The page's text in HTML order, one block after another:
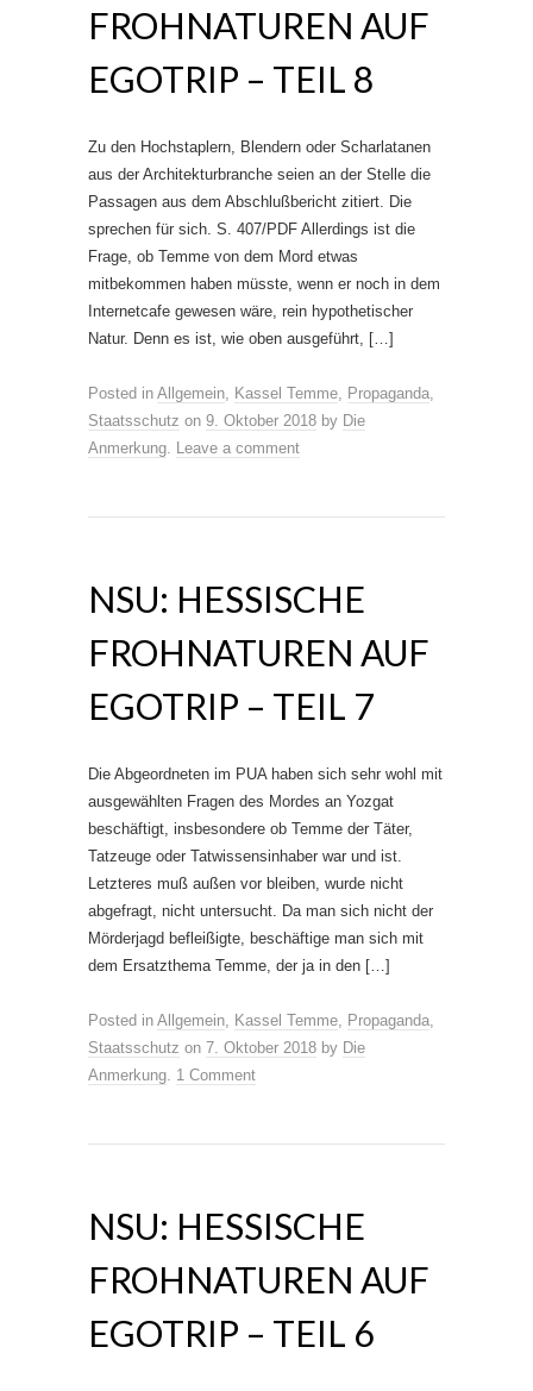
FROHNATUREN AUF
EGOTRIP – TEIL 8
Zu den Hochstaplern, Blendern oder Scharlatanen
aus der Architektur­branche seien an der Stelle die
Passagen aus dem Abschlußbericht zitiert. Die
sprechen für sich. S. 407/PDF Allerdings ist die
Frage, ob Temme von dem Mord etwas
mitbekommen haben müsste, wenn er noch in dem
Internetcafe gewesen wäre, rein hypothetischer
Natur. Denn es ist, wie oben ausgeführt, […]
Posted in Allgemein, Kassel Temme, Propaganda,
Staatsschutz on 9. Oktober 2018 by Die
Anmerkung. Leave a comment
NSU: HESSISCHE
FROHNATUREN AUF
EGOTRIP – TEIL 7
Die Abgeordneten im PUA haben sich sehr wohl mit
ausgewählten Fragen des Mordes an Yozgat
beschäftigt, insbesondere ob Temme der Täter,
Tatzeuge oder Tatwissensinhaber war und ist.
Letzteres muß außen vor bleiben, wurde nicht
abgefragt, nicht untersucht. Da man sich nicht der
Mörderjagd befleißigte, beschäftige man sich mit
dem Ersatzthema Temme, der ja in den […]
Posted in Allgemein, Kassel Temme, Propaganda,
Staatsschutz on 7. Oktober 2018 by Die
Anmerkung. 1 Comment
NSU: HESSISCHE
FROHNATUREN AUF
EGOTRIP – TEIL 6